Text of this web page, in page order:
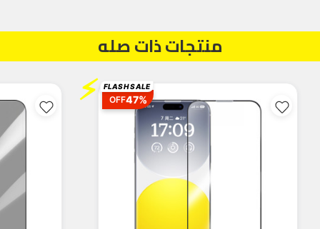
منتجات ذات صله
⚡ FLASH SALE
47%
OFF